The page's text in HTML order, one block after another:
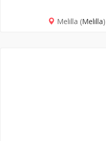
Melilla (Melilla)